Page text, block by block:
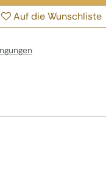
Auf die Wunschliste